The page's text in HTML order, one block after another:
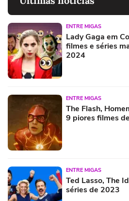
ENTRE MIGAS
Lady Gaga em
filmes e séries
2024
ENTRE MIGAS
The Flash,
9 piores filmes
ENTRE MIGAS
Ted Lasso, The
séries de 2023